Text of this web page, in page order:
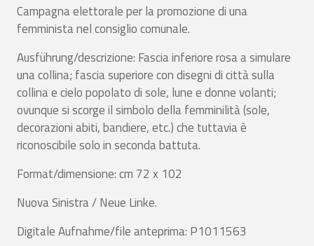
Campagna elettorale per la promozione di una
femminista nel consiglio comunale.
Ausführung/descrizione: Fascia inferiore rosa a simulare
una collina; fascia superiore con disegni di città sulla
collina e cielo popolato di sole, lune e donne volanti;
ovunque si scorge il simbolo della femminilità (sole,
decorazioni abiti, bandiere, etc.) che tuttavia è
riconoscibile solo in seconda battuta.
Format/dimensione: cm 72 x 102
Nuova Sinistra / Neue Linke.
Digitale Aufnahme/file anteprima: P1011563